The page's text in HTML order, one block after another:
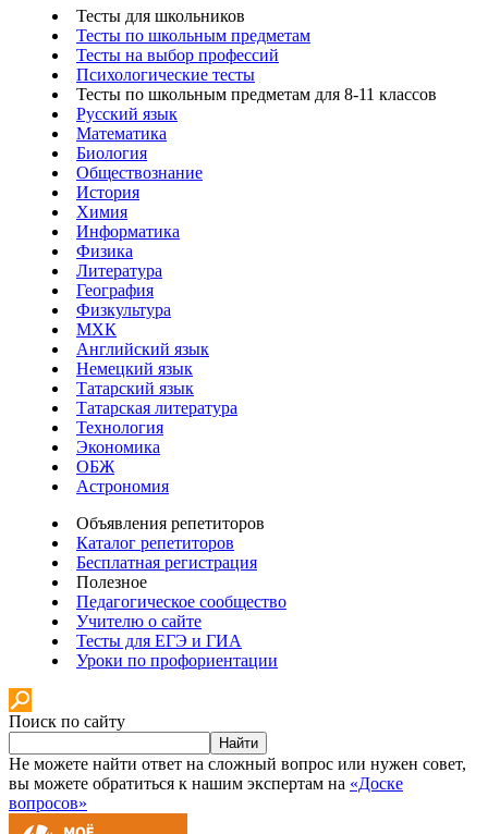
Тесты для школьников
Тесты по школьным предметам
Тесты на выбор профессий
Психологические тесты
Тесты по школьным предметам для 8-11 классов
Русский язык
Математика
Биология
Обществознание
История
Химия
Информатика
Физика
Литература
География
Физкультура
МХК
Английский язык
Немецкий язык
Татарский язык
Татарская литература
Технология
Экономика
ОБЖ
Астрономия
Объявления репетиторов
Каталог репетиторов
Бесплатная регистрация
Полезное
Педагогическое сообщество
Учителю о сайте
Тесты для ЕГЭ и ГИА
Уроки по профориентации
Поиск по сайту
Найти
Не можете найти ответ на сложный вопрос или нужен совет,
вы можете обратиться к нашим экспертам на «Доске
вопросов»